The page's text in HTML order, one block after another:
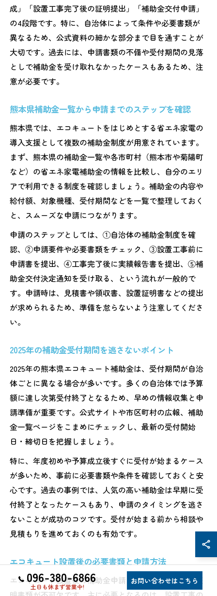
成」「設置工事完了後の証明提出」「補助金交付申請」
の4段階です。特に、自治体によって条件や必要書類が
異なるため、公式資料の細かな部分まで目を通すことが
大切です。過去には、申請書類の不備や受付期間の見落
としで補助金を受け取れなかったケースもあるため、注
意が必要です。
熊本県補助金一覧から申請までのステップを確認
熊本県では、エコキュートをはじめとする省エネ家電の
導入支援として複数の補助金制度が用意されています。
まず、熊本県の補助金一覧や各市町村（熊本市や菊陽町
など）の省エネ家電補助金の情報を比較し、自分のエリ
アで利用できる制度を確認しましょう。補助金の内容や
給付額、対象機種、受付期間などを一覧で整理しておく
と、スムーズな申請につながります。
申請のステップとしては、①自治体の補助金制度を確
認、②申請要件や必要書類をチェック、③設置工事前に
申請書を提出、④工事完了後に実績報告書を提出、⑤補
助金交付決定通知を受け取る、という流れが一般的で
す。申請時は、見積書や領収書、設置証明書などの提出
が求められるため、準備を怠らないよう注意してくださ
い。
2025年の補助金受付期間を逃さないポイント
2025年の熊本県エコキュート補助金は、受付期間が自治
体ごとに異なる場合が多いです。多くの自治体では予算
額に達し次第受付終了となるため、早めの情報収集と申
請準備が重要です。公式サイトや市区町村の広報、補助
金一覧ページをこまめにチェックし、最新の受付開始
日・締切日を把握しましょう。
特に、年度初めや予算成立後すぐに受付が始まるケース
が多いため、事前に必要書類や条件を確認しておくと安
心です。過去の事例では、人気の高い補助金は早期に受
付終了となったケースもあり、申請のタイミングを逃さ
ないことが成功のコツです。受付が始まる前から相談や
見積もりを進めておくのも有効です。
エコキュート設置後の必要書類と申請方法
エコキュート設置後の補助金申請では、工事完了後の証
096-380-6866
土日も休まず営業中!
お問い合わせはこちら